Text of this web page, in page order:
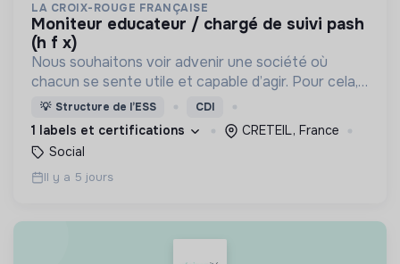
LA CROIX-ROUGE FRANÇAISE
moniteur educateur / chargé de suivi pash
(h f x)
Nous souhaitons voir advenir une société où
chacun se sente utile et capable d’agir. Pour cela,
nous proposons des moyens et des lieux
d’engagement innovants et adaptés à tous.
💡 Structure de l’ESS CDI
1 labels et certifications
CRETEIL, France
Social
Il y a 5 jours